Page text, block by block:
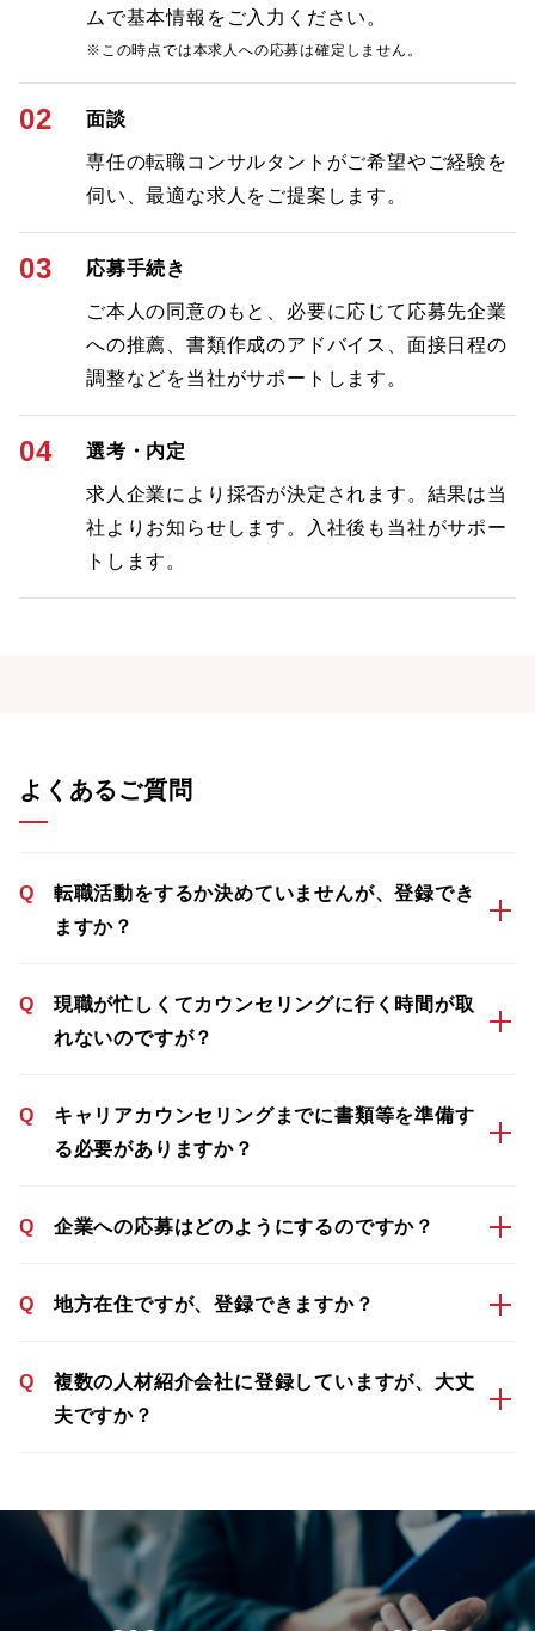
ムで基本情報をご入力ください。
※この時点では本求人への応募は確定しません。
02 面談
専任の転職コンサルタントがご希望やご経験を
伺い、最適な求人をご提案します。
03 応募手続き
ご本人の同意のもと、必要に応じて応募先企業
への推薦、書類作成のアドバイス、面接日程の
調整などを当社がサポートします。
04 選考・内定
求人企業により採否が決定されます。結果は当
社よりお知らせします。入社後も当社がサポー
トします。
よくあるご質問
Q
転職活動をするか決めていませんが、登録でき
ますか？
Q
現職が忙しくてカウンセリングに行く時間が取
れないのですが？
Q
キャリアカウンセリングまでに書類等を準備す
る必要がありますか？
Q 企業への応募はどのようにするのですか？
Q 地方在住ですが、登録できますか？
Q
複数の人材紹介会社に登録していますが、大丈
夫ですか？